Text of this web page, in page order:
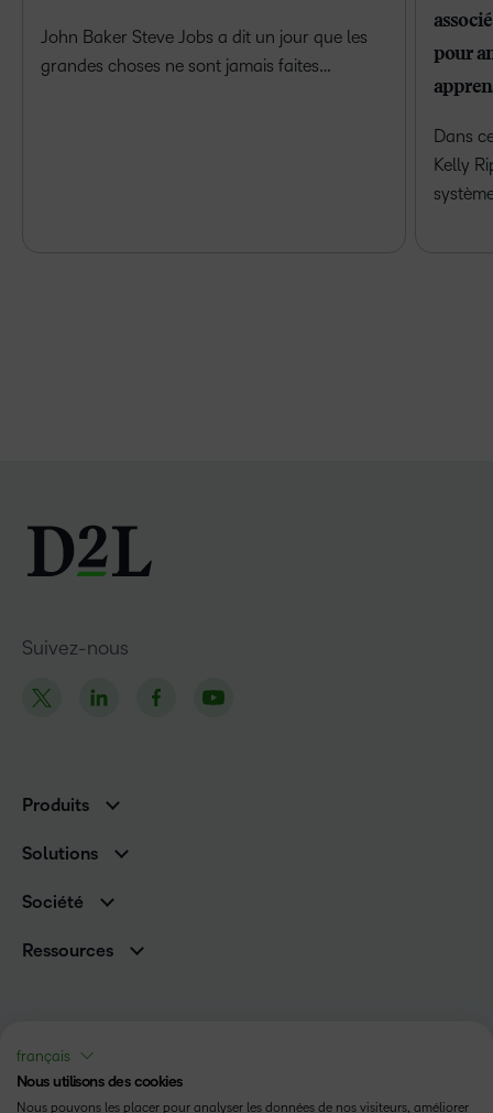
John Baker Steve Jobs a dit un jour que les
grandes choses ne sont jamais faites…
pour
Dans
Kelly
Suivez-nous
Produits
Services et assistance
Solutions
D2L pour les entreprises
De la maternelle à la 12e année
Société
Carrières
Ressources
Statut
Conditions d’utilisation
français
Nous utilisons des cookies
Nous pouvons les placer pour analyser les données de nos visiteurs, améliorer